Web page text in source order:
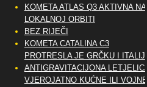
KOMETA ATLAS Q3 AKTIVNA NA
LOKALNOJ ORBITI
BEZ RIJEČI
KOMETA CATALINA C3
PROTRESLA JE GRČKU I ITALIJU
ANTIGRAVITACIJONA LETJELICA
VJEROJATNO KUĆNE ILI VOJNE